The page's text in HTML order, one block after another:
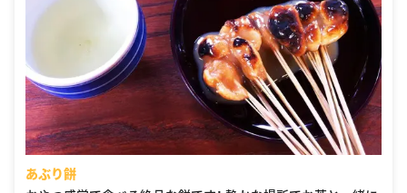
あぶり餅